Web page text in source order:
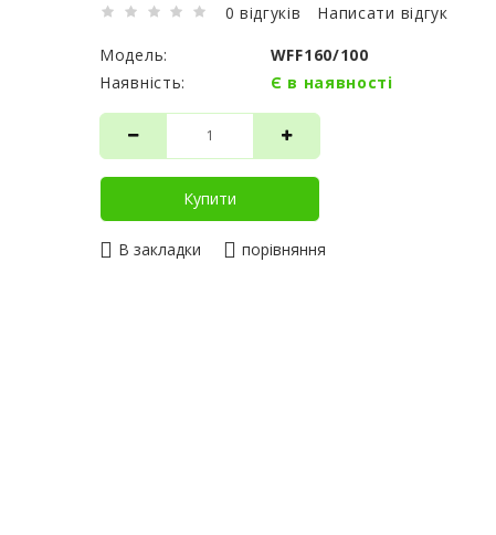
0 відгуків
Написати відгук
Модель:
WFF160/100
Наявність:
Є в наявності
Купити
В закладки порівняння